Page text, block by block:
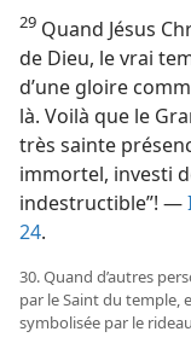
29 Quand Jésus
de Dieu, le vrai
d’une gloire
là. Voilà que le
très sainte
immortel, investi
indestructible”! —
24.
30. Quand d’autres
par le Saint du temple,
symbolisée par le